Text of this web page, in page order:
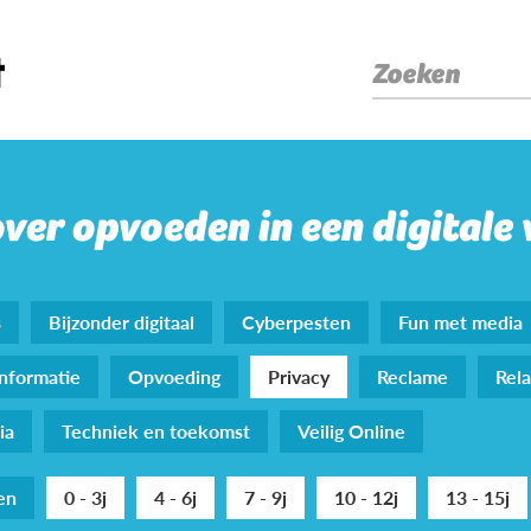
Zoeken
opvoeden in een digitale
Bijzonder digitaal Cyberpesten Fun met media
Opvoeding Privacy Reclame
Techniek en toekomst Veilig Online
0 - 3j 4 - 6j 7 - 9j 10 - 12j 13 - 15j